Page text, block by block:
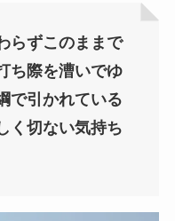
らずこのままで
ち際を漕いでゆ
で引かれている
く切ない気持ち